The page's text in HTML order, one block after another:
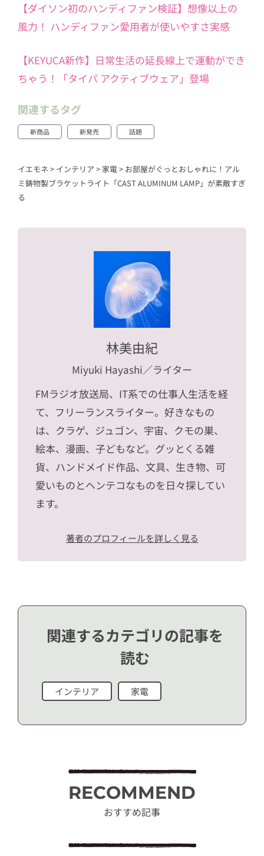
【ダイソン初のハンディファン検証】想像以上の
風力！ ハンディファン愛用者が使いやすさ実感
【KEYUCA新作】日常生活の延長線上で運動ができ
ちゃう！「タイパ アクティブウェア」登場
関連するタグ
新商品 新発売 話題
イエモネ > インテリア > 家電> お部屋がぐっとおしゃれに！アル
ミ鋳物製ブラケットライト「CAST ALUMINUM LAMP」が素敵すぎ
る
林美由紀
Miyuki Hayashi／ライター
FMラジオ放送局、IT系での仕事人生活を経
て、フリーランスライター。好きなもの
は、クラゲ、ジュゴン、宇宙、クモの巣、
絵本、漫画、子どもなど。グッとくる雑
貨、ハンドメイド作品、文具、生き物、可
愛いものとヘンテコなものを日々探してい
ます。
著者のプロフィールを詳しく見る
関連するカテゴリの記事を
読む
インテリア 家電
RECOMMEND
おすすめ記事